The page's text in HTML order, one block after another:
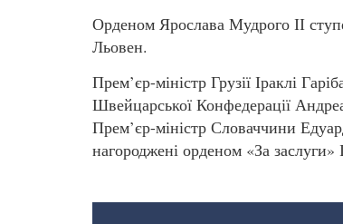
Орденом Ярослава Мудрого ІІ
Льовен.
Прем’єр-міністр Грузії Іраклі
Швейцарської Конфедерації
Прем’єр-міністр Словаччини
нагороджені орденом «За заслуги»